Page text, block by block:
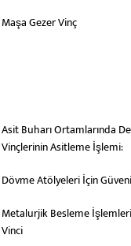
Maşa Gezer Vinç
Asit Buharı Ortamlarında
Vinçlerinin Asitleme İşlemi:
Dövme Atölyeleri İçin
Metalurjik Besleme
Vinci